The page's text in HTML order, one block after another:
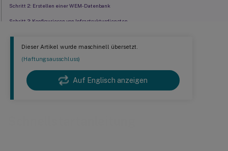
Dieser Artikel wurde maschinell übersetzt.
(Haftungsausschluss)
Auf Englisch anzeigen
Schritt 2: Erstellen einer WEM-Datenbank
Schritt 3: Konfigurieren von Infrastrukturdiensten
Schritt 4: Installieren der Verwaltungskonsole
Schritt 7: Installieren des Agenten